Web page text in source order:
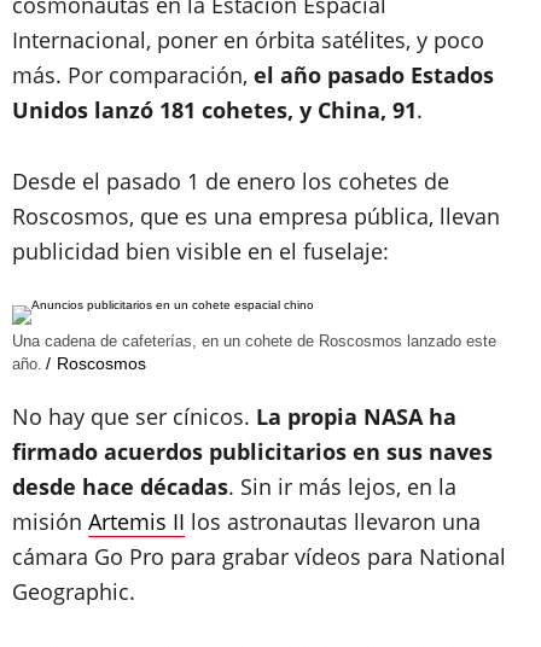
Internacional, poner en órbita satélites, y poco
más. Por comparación, el año pasado Estados
Unidos lanzó 181 cohetes, y China, 91.
Desde el pasado 1 de enero los cohetes de
Roscosmos, que es una empresa pública, llevan
publicidad bien visible en el fuselaje:
Una cadena de cafeterías, en un cohete de Roscosmos lanzado este
año.
Roscosmos
No hay que ser cínicos. La propia NASA ha
firmado acuerdos publicitarios en sus naves
desde hace décadas. Sin ir más lejos, en la
misión Artemis II los astronautas llevaron una
cámara Go Pro para grabar vídeos para National
Geographic.